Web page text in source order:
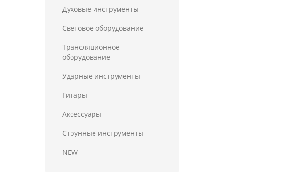
Духовые инструменты
Световое оборудование
Трансляционное
оборудование
Ударные инструменты
Гитары
Аксессуары
Струнные инструменты
NEW